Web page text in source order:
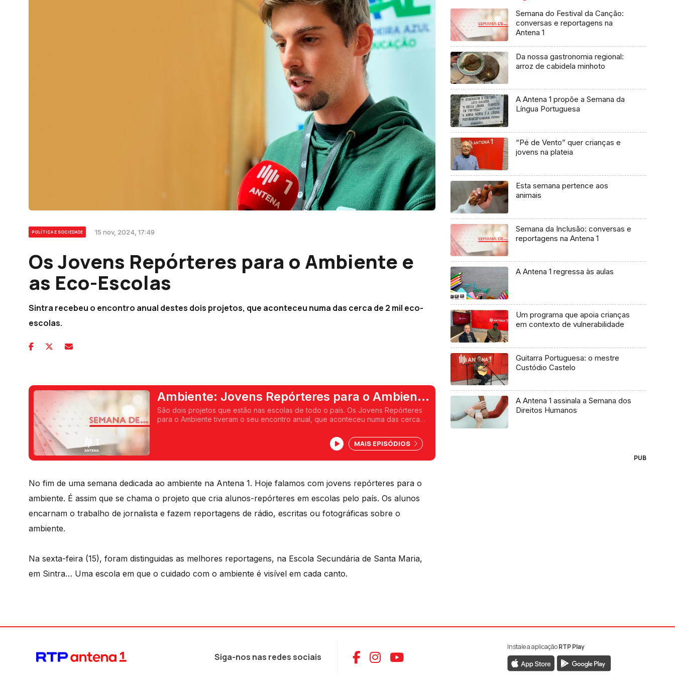
POLÍTICA E SOCIEDADE 15 nov, 2024, 17:49
Os Jovens Repórteres para o Ambiente e
as Eco-Escolas
Sintra recebeu o encontro anual destes dois projetos, que aconteceu numa das cerca de 2 mil eco-
escolas.
Ambiente: Jovens Repórteres para o Ambiente
e as Eco-Escolas
São dois projetos que estão nas escolas de todo o país. Os Jovens Repórteres
para o Ambiente tiveram o seu encontro anual, que aconteceu numa das cerca
MAIS EPISÓDIOS
No fim de uma semana dedicada ao ambiente na Antena 1. Hoje falamos com jovens repórteres para o
ambiente. É assim que se chama o projeto que cria alunos-repórteres em escolas pelo país. Os alunos
encarnam o trabalho de jornalista e fazem reportagens de rádio, escritas ou fotográficas sobre o
ambiente.
Na sexta-feira (15), foram distinguidas as melhores reportagens, na Escola Secundária de Santa Maria,
em Sintra… Uma escola em que o cuidado com o ambiente é visível em cada canto.
Semana do Festival da Canção:
conversas e reportagens na
Antena 1
Da nossa gastronomia regional:
arroz de cabidela minhoto
A Antena 1 propõe a Semana da
Língua Portuguesa
“Pé de Vento” quer crianças e
jovens na plateia
Esta semana pertence aos
animais
Semana da Inclusão: conversas e
reportagens na Antena 1
A Antena 1 regressa às aulas
Um programa que apoia crianças
em contexto de vulnerabilidade
Guitarra Portuguesa: o mestre
Custódio Castelo
A Antena 1 assinala a Semana dos
Direitos Humanos
PUB
Siga-nos nas redes sociais Aceder ao Facebook da RTP Antena 1
Aceder ao Instagram da RTP Antena 1
Aceder ao YouTube da RTP Antena 1
Instale a aplicaçãoRTP Play